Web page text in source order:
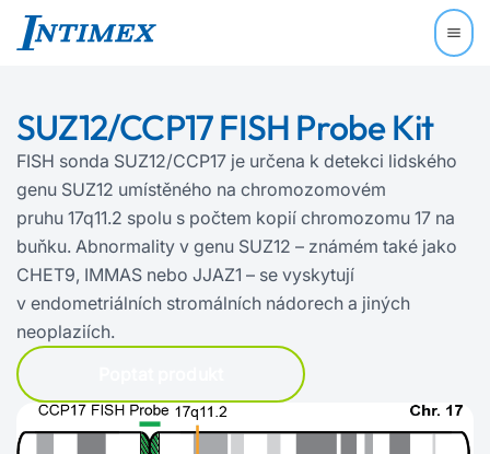
SUZ12/CCP17 FISH Probe Kit
FISH sonda SUZ12/CCP17 je určena k detekci lidského
genu SUZ12 umístěného na chromozomovém
pruhu 17q11.2 spolu s počtem kopií chromozomu 17 na
buňku. Abnormality v genu SUZ12 – známém také jako
CHET9, IMMAS nebo JJAZ1 – se vyskytují
v endometriálních stromálních nádorech a jiných
neoplaziích.